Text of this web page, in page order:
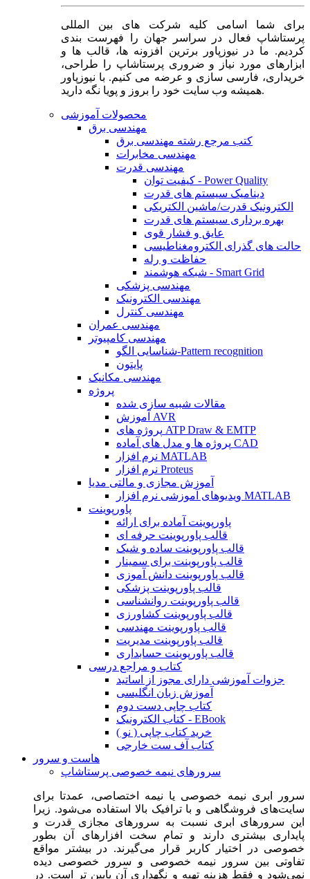
برای شما اسامی کلیه شرکت های بین المللی
پرستاشاپ فعال در سراسر جهان را فهرست بندی
کردیم. ما در نیوزپاور برترین افزونه ها، قالب ها و
ابزارهای مورد نیاز و ضروری پرستاشاپ را طراحی،
خریداری، فارسی سازی و عرضه می کنیم. با نیوزپاور
همیشه وب سایت خود را بروز و پویا نگه دارید.
محصولات آموزشی
مهندسی برق
کتب مرجع رشته مهندسی برق
مهندسی مخابرات
مهندسی قدرت
کیفیت توان - Power Quality
دینامیک سیستم های قدرت
الکترونیک قدرت/ماشین الکتریکی
بهره برداری سیستم های قدرت
عایق و فشار قوی
حالت های گذرای الکترومغناطیسی
حفاظت و رله
شبکه هوشمند - Smart Grid
مهندسی پزشکی
مهندسی الکترونیک
مهندسی کنترل
مهندسی عمران
مهندسی کامپیوتر
شناسایی الگو-Pattern recognition
پایتون
مهندسی مکانیک
پروژه
مقالات شبیه سازی شده
آموزش AVR
پروژه های ATP Draw & EMTP
پروژه ها و مدل های آماده CAD
نرم افزار MATLAB
نرم افزار Proteus
آموزش مجازی و مالتی مدیا
ویدیوهای آموزشی نرم افزار MATLAB
پاورپوینت
پاورپوینت آماده برای ارائه
قالب پاورپوینت حرفه ای
قالب پاورپوینت ساده و شیک
قالب پاورپوینت برای سمینار
قالب پاورپوینت دانش آموزی
قالب پاورپوینت پزشکی
قالب پاورپوینت روانشناسی
قالب پاورپوینت کشاورزی
قالب پاورپوینت مهندسی
قالب پاورپوینت مدیریت
قالب پاورپوینت حسابداری
کتاب و مراجع درسی
جزوات آموزشی دارای مجوز از اساتید
آموزش زبان انگلیسی
کتاب چاپی دست دوم
کتاب الکترونیک - EBook
خرید کتاب چاپی ( نو )
کتاب آف ست خارجی
هاست و سرور
سرورهای نیمه خصوصی پرستاشاپ
سرور ابری نیمه خصوصی یا نیمه اختصاصی، عمدتا برای
سایت‌های فروشگاهی و با ترافیک بالا استفاده می‌شود. زیرا
این سرورهای ابری نسبت به سرورهای مجازی قدرت و
پایداری بیشتری دارند و تمام سخت افزارهای آن بطور
خصوصی در اختیار کاربر قرار می‌گیرند. در بیشتر مواقع
تفاوتی بین سرور نیمه خصوصی و سرور خصوصی دیده
نمی‌شود و فقط هزینه تهیه و نگهداری آن پایین تر است. در